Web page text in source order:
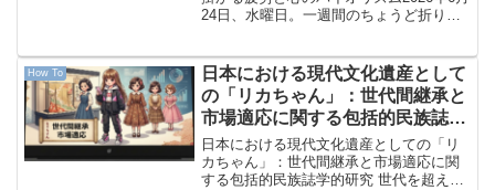
24日、水曜日。一週間のちょうど折り返
るのか…」とため息が出てしまう、まさ
に「中だる...
How To
日本における現代文化遺産として
の「リカちゃん」：世代間継承と
市場適応に関する包括的民族誌学
的研究
日本における現代文化遺産としての「リ
カちゃん」：世代間継承と市場適応に関
する包括的民族誌学的研究 世代を超えて